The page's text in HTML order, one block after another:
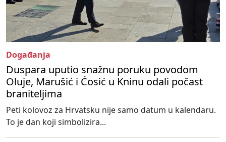
Događanja
Duspara uputio snažnu poruku povodom
Oluje, Marušić i Ćosić u Kninu odali počast
braniteljima
Peti kolovoz za Hrvatsku nije samo datum u kalendaru.
To je dan koji simbolizira...